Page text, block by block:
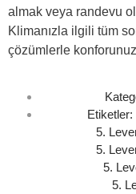
almak veya randevu
Klimanızla ilgili tüm
çözümlerle
Etiketler:
5.
5.
5.
5.